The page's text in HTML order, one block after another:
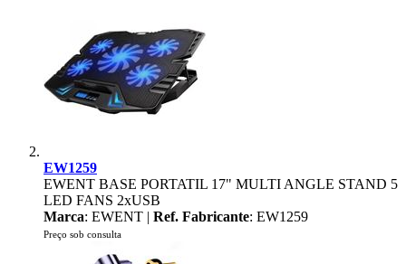
EW1259
EWENT BASE PORTATIL 17" MULTI ANGLE STAND 5
LED FANS 2xUSB
Marca: EWENT | Ref. Fabricante: EW1259
Preço sob consulta